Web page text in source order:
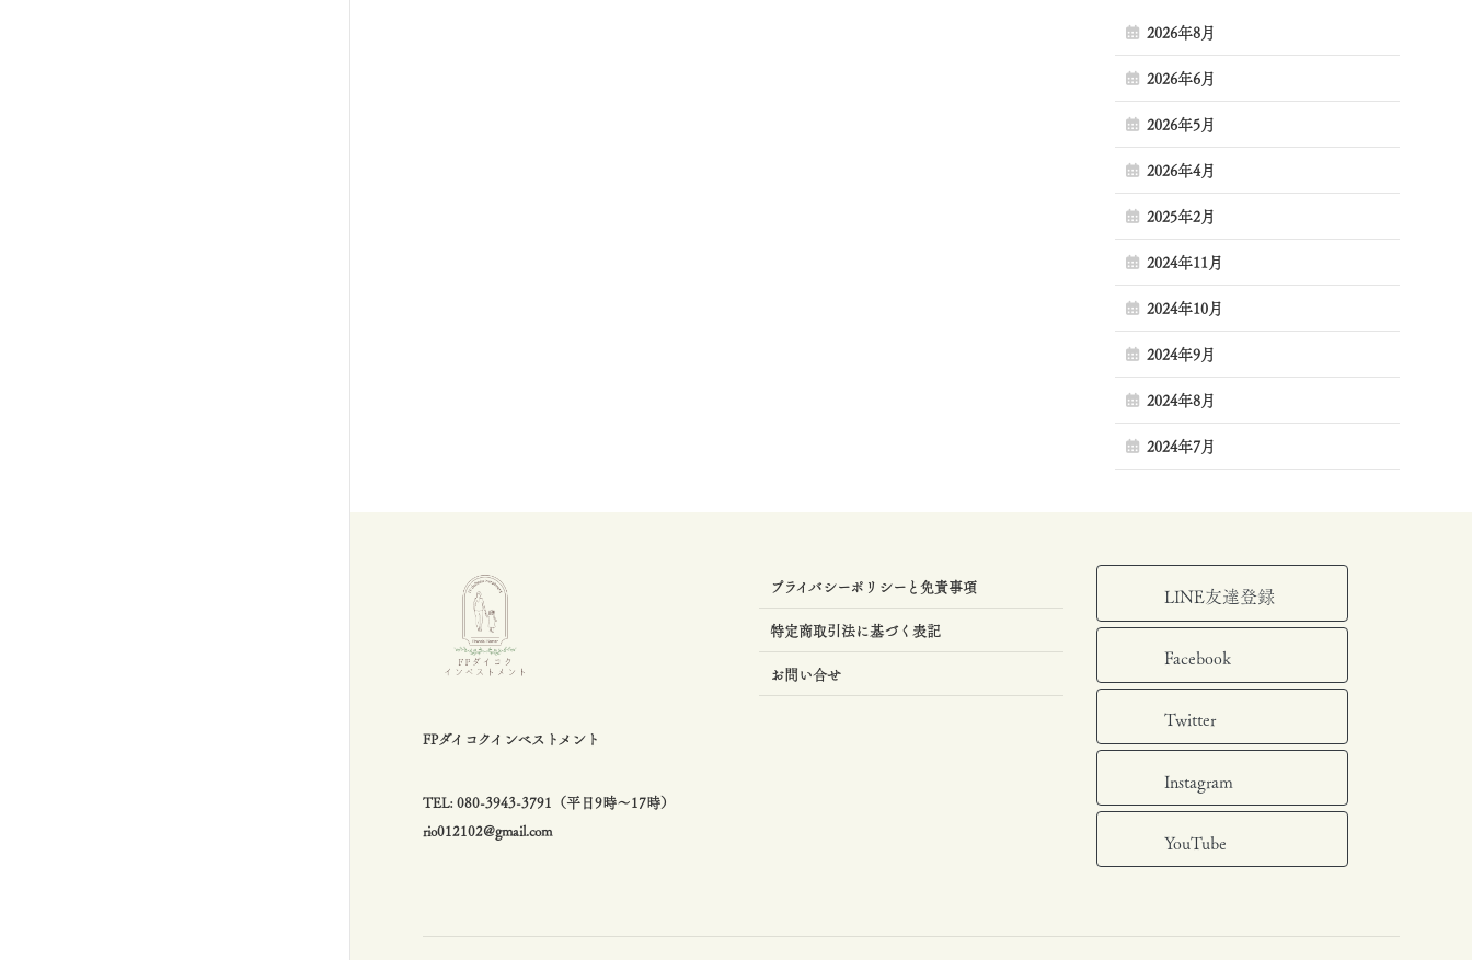
2026年8月
2026年6月
2026年5月
2026年4月
2025年2月
2024年11月
2024年10月
2024年9月
2024年8月
2024年7月
FPダイコクインベストメント
TEL: 080-3943-3791（平日9時〜17時）
rio012102@gmail.com
プライバシーポリシーと免責事項
特定商取引法に基づく表記
お問い合せ
LINE友達登録
Facebook
Twitter
Instagram
YouTube